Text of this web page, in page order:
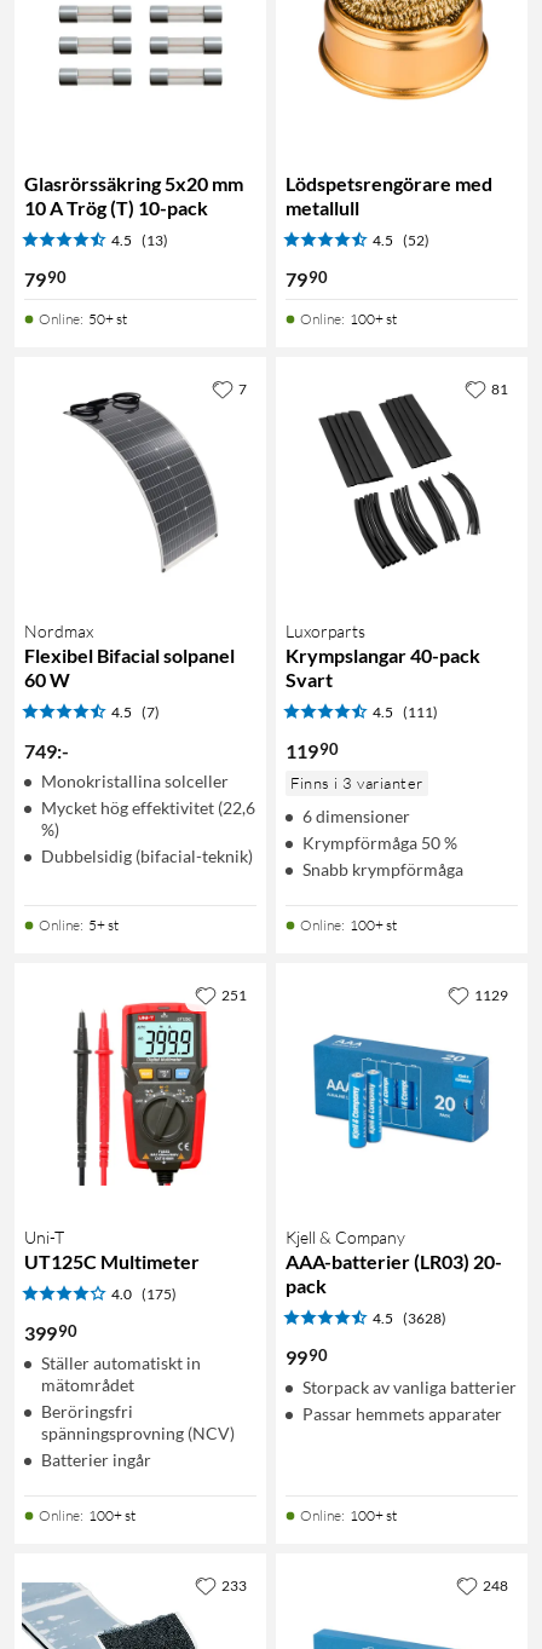
Glasrörssäkring 5x20 mm
10 A Trög (T) 10-pack
4.5 (13)
7990
Online: 50+ st
Lödspetsrengörare med
metallull
4.5 (52)
7990
Online: 100+ st
Nordmax
Flexibel Bifacial solpanel
60 W
4.5 (7)
749:-
Monokristallina solceller
Mycket hög effektivitet (22,6
%)
Dubbelsidig (bifacial-teknik)
Online: 5+ st
7
Luxorparts
Krympslangar 40-pack
Svart
4.5 (111)
11990
Finns i 3 varianter
6 dimensioner
Krympförmåga 50 %
Snabb krympförmåga
Online: 100+ st
81
Uni-T
UT125C Multimeter
4.0 (175)
39990
Ställer automatiskt in
mätområdet
Beröringsfri
spänningsprovning (NCV)
Batterier ingår
Online: 100+ st
251
Kjell & Company
AAA-batterier (LR03) 20-
pack
4.5 (3628)
9990
Storpack av vanliga batterier
Passar hemmets apparater
Online: 100+ st
1129
233 248